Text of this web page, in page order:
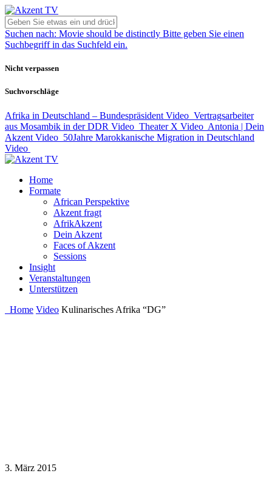
Suchen nach: Movie should be distinctly Bitte geben Sie einen
Suchbegriff in das Suchfeld ein.
Nicht verpassen
Suchvorschläge
Afrika in Deutschland – Bundespräsident Video Vertragsarbeiter
aus Mosambik in der DDR Video Theater X Video Antonia | Dein
Akzent Video 50Jahre Marokkanische Migration in Deutschland
Video
Home
Formate
African Perspektive
Akzent fragt
AfrikAkzent
Dein Akzent
Faces of Akzent
Sessions
Insight
Veranstaltungen
Unterstützen
Home Video Kulinarisches Afrika “DG”
3. März 2015